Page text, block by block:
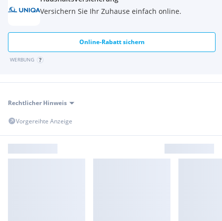
Versichern Sie Ihr Zuhause einfach online.
Online-Rabatt sichern
WERBUNG
Rechtlicher Hinweis
Vorgereihte Anzeige